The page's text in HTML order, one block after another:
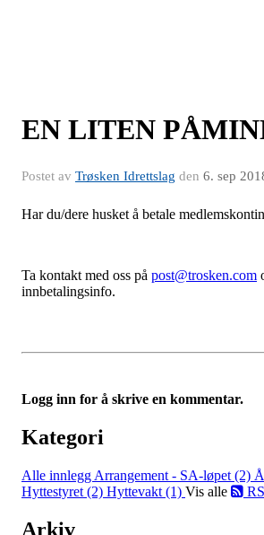
EN LITEN
Postet av Trøsken Idrettslag den 6. sep
Har du/dere husket å betale
Ta kontakt med oss på post@trosken.com
innbetalingsinfo.
Logg inn for å skrive en kommentar.
Kategori
Alle innlegg Arrangement - SA-løpet (2)
Hyttestyret (2) Hyttevakt (1) Vis alle
Arkiv